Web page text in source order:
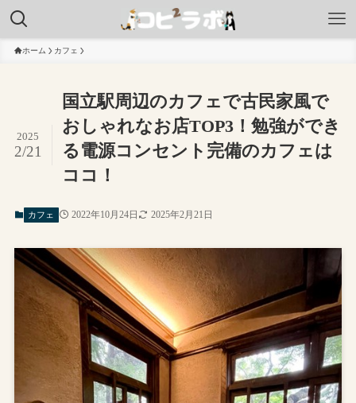
ホーム カフェ
国立駅周辺のカフェで古民家風で
おしゃれなお店TOP3！勉強ができ
る電源コンセント完備のカフェは
ココ！
2025
2/21
カフェ 2022年10月24日 2025年2月21日